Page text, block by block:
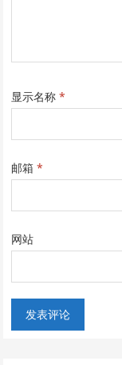
显示名称*
邮箱*
网站